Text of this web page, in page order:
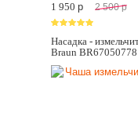
1 950 p 2 500 p
Насадка -
Braun